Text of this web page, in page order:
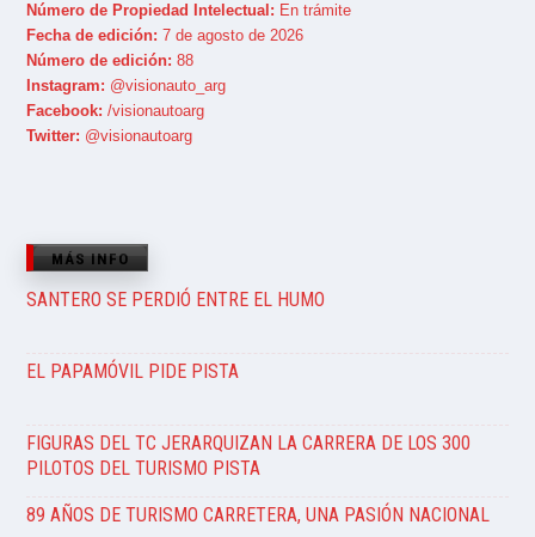
Número de Propiedad Intelectual: En trámite
Fecha de edición: 7 de agosto de 2026
Número de edición: 88
Instagram: @visionauto_arg
Facebook: /visionautoarg
Twitter: @visionautoarg
MÁS INFO
SANTERO SE PERDIÓ ENTRE EL HUMO
EL PAPAMÓVIL PIDE PISTA
FIGURAS DEL TC JERARQUIZAN LA CARRERA DE LOS 300
PILOTOS DEL TURISMO PISTA
89 AÑOS DE TURISMO CARRETERA, UNA PASIÓN NACIONAL